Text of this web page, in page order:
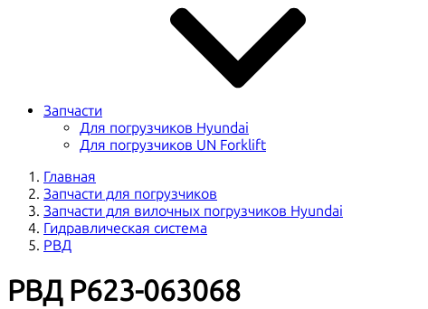
Запчасти
Для погрузчиков Hyundai
Для погрузчиков UN Forklift
Главная
Запчасти для погрузчиков
Запчасти для вилочных погрузчиков Hyundai
Гидравлическая система
РВД
РВД P623-063068